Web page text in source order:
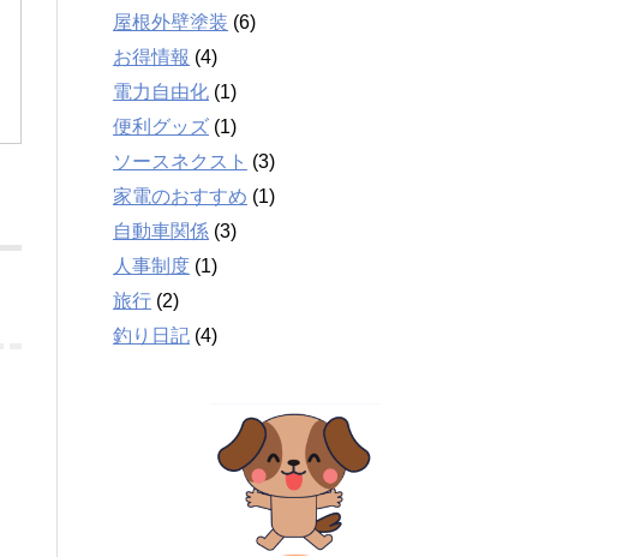
屋根外壁塗装 (6)
お得情報 (4)
電力自由化 (1)
便利グッズ (1)
ソースネクスト (3)
家電のおすすめ (1)
自動車関係 (3)
人事制度 (1)
旅行 (2)
釣り日記 (4)